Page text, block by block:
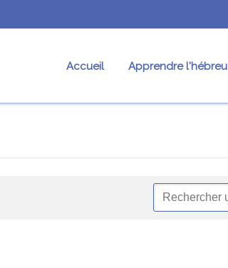
Accueil Apprendre l'hébreu